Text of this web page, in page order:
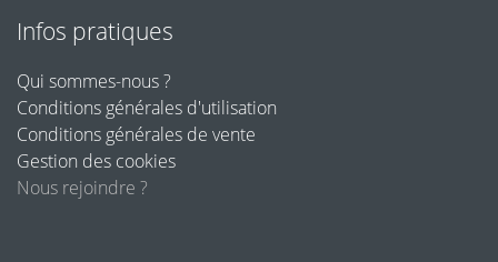
Infos pratiques
Qui sommes-nous ?
Conditions générales d'utilisation
Conditions générales de vente
Gestion des cookies
Nous rejoindre ?